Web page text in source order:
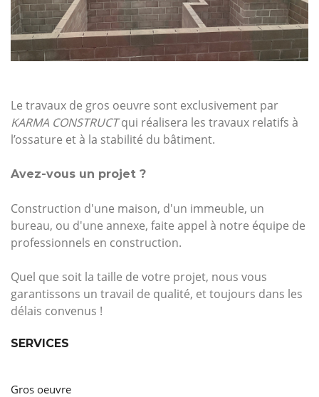
Le travaux de gros oeuvre sont exclusivement par
KARMA CONSTRUCTqui réalisera les travaux relatifs à
l’ossature et à la stabilité du bâtiment.
Avez-vous un projet ?
Construction d'une maison, d'un immeuble, un
bureau, ou d'une annexe, faite appel à notre équipe de
professionnels en construction.
Quel que soit la taille de votre projet, nous vous
garantissons un travail de qualité, et toujours dans les
délais convenus !
SERVICES
Gros oeuvre